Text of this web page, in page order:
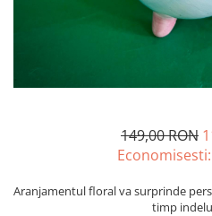
149,00 RON
Economisesti:
Aranjamentul floral va surprinde
timp